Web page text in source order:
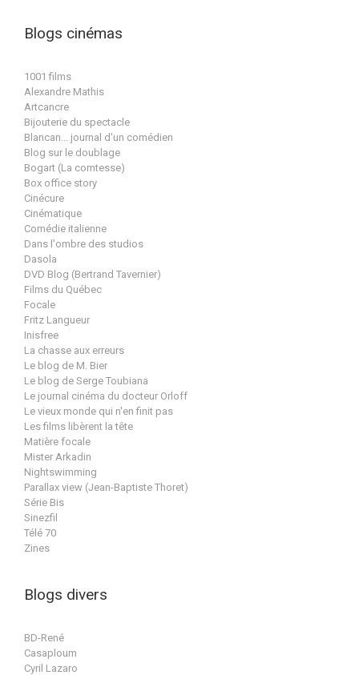
Blogs cinémas
1001 films
Alexandre Mathis
Artcancre
Bijouterie du spectacle
Blancan… journal d'un comédien
Blog sur le doublage
Bogart (La comtesse)
Box office story
Cinécure
Cinématique
Comédie italienne
Dans l'ombre des studios
Dasola
DVD Blog (Bertrand Tavernier)
Films du Québec
Focale
Fritz Langueur
Inisfree
La chasse aux erreurs
Le blog de M. Bier
Le blog de Serge Toubiana
Le journal cinéma du docteur Orloff
Le vieux monde qui n'en finit pas
Les films libèrent la tête
Matière focale
Mister Arkadin
Nightswimming
Parallax view (Jean-Baptiste Thoret)
Série Bis
Sinezfil
Télé 70
Zines
Blogs divers
BD-René
Casaploum
Cyril Lazaro